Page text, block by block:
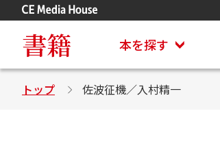
書籍 本を探す
トップ 佐波征機／入村精一